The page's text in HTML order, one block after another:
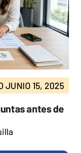
JUNIO 15, 2025
antes de